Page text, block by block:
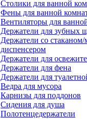
Столики для ванной
Фены для ванной
Вентиляторы для
Держатели для зубных
Держатели со
диспенсером
Держатели для
Держатели для фена
Держатели для
Ведра для мусора
Карнизы для поддонов
Сидения для душа
Полотенцедержатели